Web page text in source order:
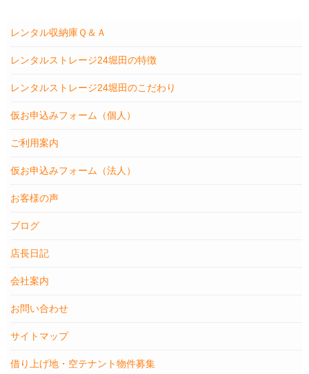
レンタル収納庫Ｑ＆Ａ
レンタルストレージ24堀田の特徴
レンタルストレージ24堀田のこだわり
仮お申込みフォーム（個人）
ご利用案内
仮お申込みフォーム（法人）
お客様の声
ブログ
店長日記
会社案内
お問い合わせ
サイトマップ
借り上げ地・空テナント物件募集